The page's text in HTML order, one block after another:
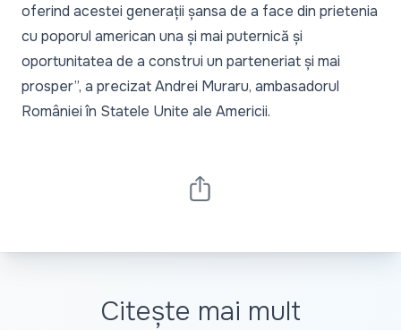
oferind acestei generații șansa de a face din prietenia
cu poporul american una și mai puternică și
oportunitatea de a construi un parteneriat și mai
prosper”, a precizat Andrei Muraru, ambasadorul
României în Statele Unite ale Americii.
Citește mai mult